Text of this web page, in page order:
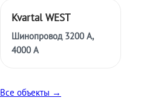
Kvartal WEST
Шинопровод 3200 А,
4000 А
Все объекты →